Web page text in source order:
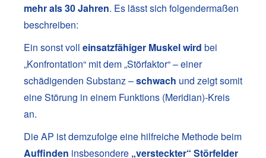
mehr als 30 Jahren. Es lässt sich folgendermaßen
beschreiben:
Ein sonst voll einsatzfähiger Muskel wird bei
„Konfrontation“ mit dem „Störfaktor“ – einer
schädigenden Substanz –schwach und zeigt somit
eine Störung in einem Funktions (Meridian)-Kreis
an.
Die AP ist demzufolge eine hilfreiche Methode beim
Auffinden insbesondere „versteckter“ Störfelder